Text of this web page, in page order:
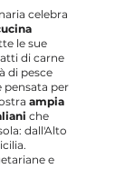
celebra
le sue
di carne
di pesce
pensata per
ampia
che
dall'Alto
e